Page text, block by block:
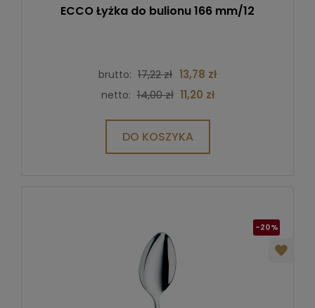
ECCO Łyżka do bulionu 166 mm/12
brutto: 17,22 zł 13,78 zł
netto: 14,00 zł 11,20 zł
DO KOSZYKA
-20%